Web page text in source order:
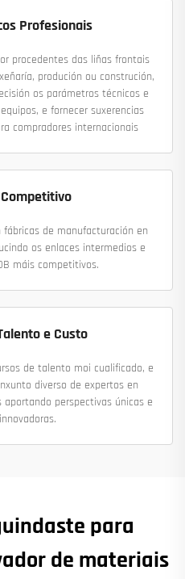
Profesionais
procedentes das liñas frontais
produción ou construción,
os parámetros técnicos e
e fornecer suxerencias
compradores internacionais
Competitivo
de manufacturación en
os enlaces intermedios e
máis competitivos.
e Custo
de talento moi cualificado, e
diverso de expertos en
perspectivas únicas e
para
de materiais